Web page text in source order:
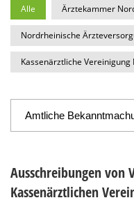
Alle Ärztekammer
Nordrheinische
Kassenärztliche
Amtliche
Ausschreibungen von
Kassenärztlichen